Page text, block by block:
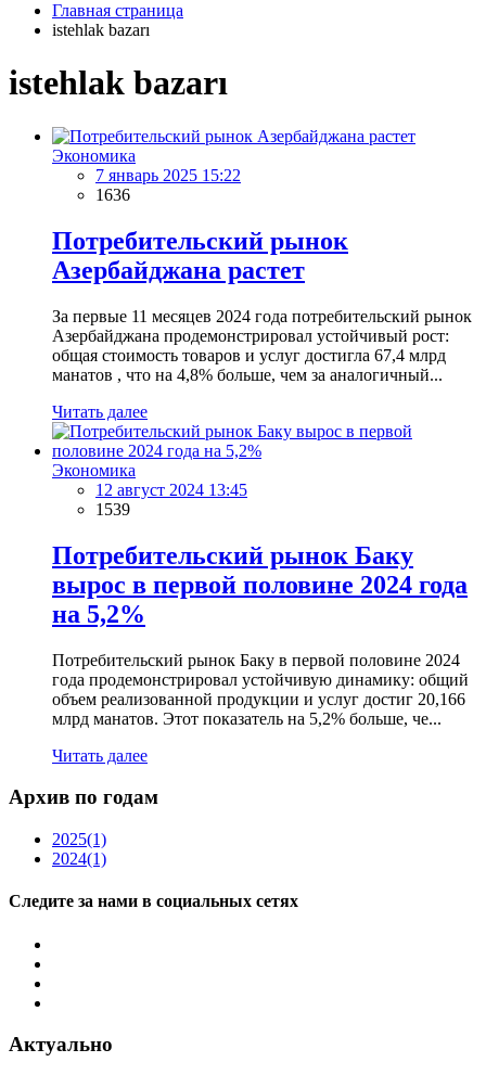
Главная страница
istehlak bazarı
istehlak bazarı
Экономика
7 январь 2025 15:22
1636
Потребительский рынок
Азербайджана растет
За первые 11 месяцев 2024 года потребительский рынок
Азербайджана продемонстрировал устойчивый рост:
общая стоимость товаров и услуг достигла 67,4 млрд
манатов , что на 4,8% больше, чем за аналогичный...
Читать далее
Экономика
12 август 2024 13:45
1539
Потребительский рынок Баку
вырос в первой половине 2024 года
на 5,2%
Потребительский рынок Баку в первой половине 2024
года продемонстрировал устойчивую динамику: общий
объем реализованной продукции и услуг достиг 20,166
млрд манатов. Этот показатель на 5,2% больше, че...
Читать далее
Архив по годам
2025(1)
2024(1)
Следите за нами в социальных сетях
Актуально